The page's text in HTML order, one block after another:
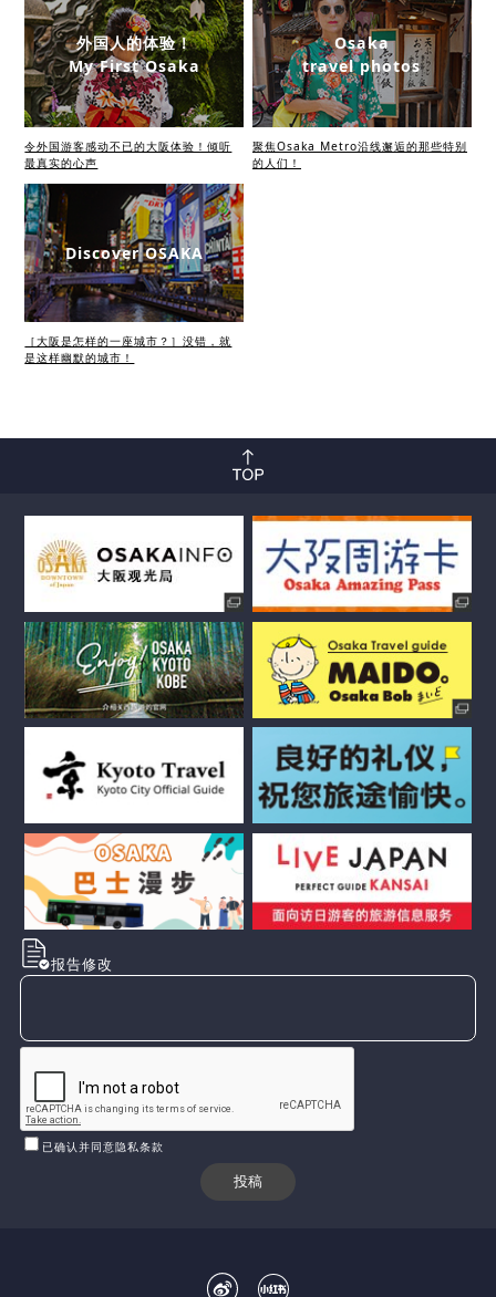
外国人的体验！
My First Osaka
令外国游客感动不已的大阪体验！倾听
最真实的心声
Osaka
travel photos
聚焦Osaka Metro沿线邂逅的那些特别
的人们！
Discover OSAKA
［大阪是怎样的一座城市？］没错，就
是这样幽默的城市！
报告修改
已确认并同意隐私条款